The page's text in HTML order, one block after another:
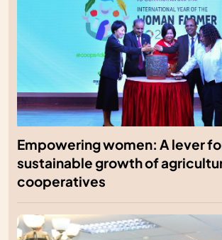
Empowering women: A lever
sustainable growth of
cooperatives